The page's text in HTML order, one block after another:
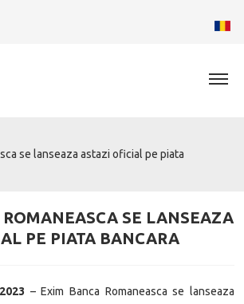
de unelte
se lanseaza astazi oficial pe piata
SE LANSEAZA
PE PIATA BANCARA
– Exim Banca Romaneasca se lanseaza